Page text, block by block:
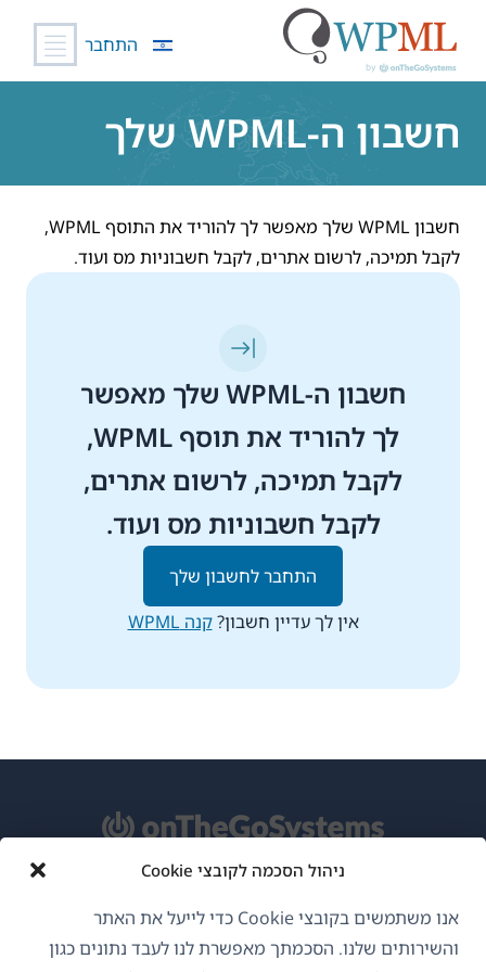
ניהול הסכמה לקובצי Cookie
אנו משתמשים בקובצי Cookie כדי לייעל את האתר
והשירותים שלנו. הסכמתך מאפשרת לנו לעבד נתונים כגון
התחבר
חשבון ה-WPML שלך
חשבון WPML שלך מאפשר לך להוריד את התוסף WPML,
לקבל תמיכה, לרשום אתרים, לקבל חשבוניות מס ועוד.
חשבון ה-WPML שלך מאפשר
לך להוריד את תוסף WPML,
לקבל תמיכה, לרשום אתרים,
לקבל חשבוניות מס ועוד.
התחבר לחשבון שלך
אין לך עדיין חשבון?קנה WPML
GDPR ומדיניות פרטיות